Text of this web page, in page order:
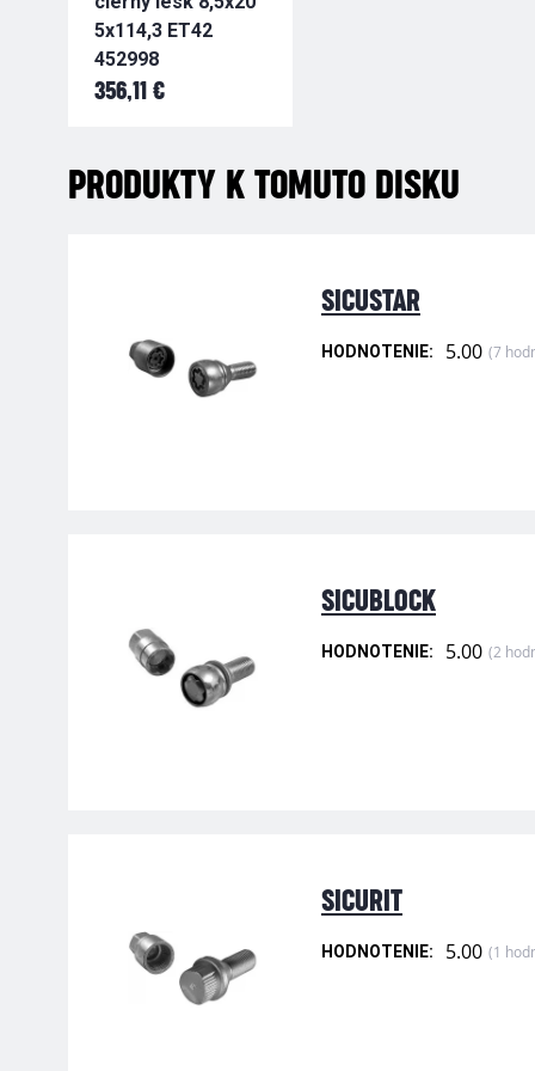
5x114,3 ET42
452998
356,11 €
PRODUKTY K TOMUTO DISKU
SICUSTAR
HODNOTENIE: 5.00 (7
SICUBLOCK
HODNOTENIE: 5.00 (2
SICURIT
HODNOTENIE: 5.00 (1